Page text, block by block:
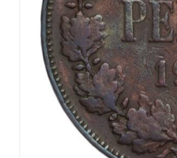
монет (Unusual)
монеты